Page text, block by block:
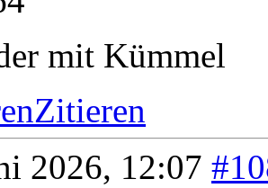
mit Kümmel
Zitieren
2026, 12:07